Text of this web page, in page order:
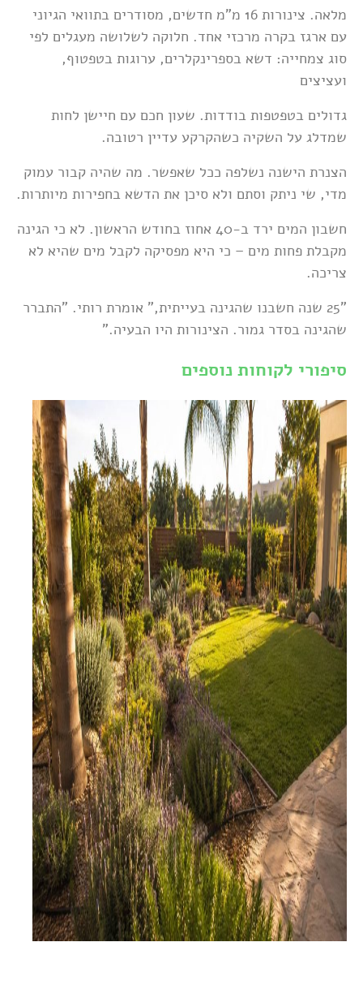
מלאה. צינורות 16 מ"מ חדשים, מסודרים בתוואי הגיוני
עם ארגז בקרה מרכזי אחד. חלוקה לשלושה מעגלים לפי
סוג צמחייה: דשא בספרינקלרים, ערוגות בטפטוף,
ועציצים
גדולים בטפטפות בודדות. שעון חכם עם חיישן לחות
שמדלג על השקיה כשהקרקע עדיין רטובה.
הצנרת הישנה נשלפה ככל שאפשר. מה שהיה קבור עמוק
מדי, שי ניתק וסתם ולא סיכן את הדשא בחפירות מיותרות.
חשבון המים ירד ב-40 אחוז בחודש הראשון. לא כי הגינה
מקבלת פחות מים – כי היא מפסיקה לקבל מים שהיא לא
צריכה.
"25 שנה חשבנו שהגינה בעייתית," אומרת רותי. "התברר
שהגינה בסדר גמור. הצינורות היו הבעיה."
סיפורי לקוחות נוספים